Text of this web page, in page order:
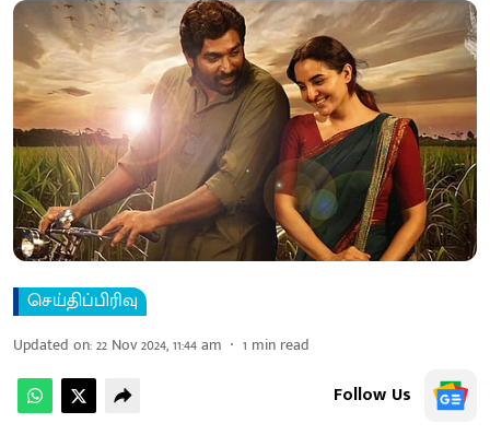
செய்திப்பிரிவு
Updated on:22 Nov 2024, 11:44 am 1 min read
Follow Us